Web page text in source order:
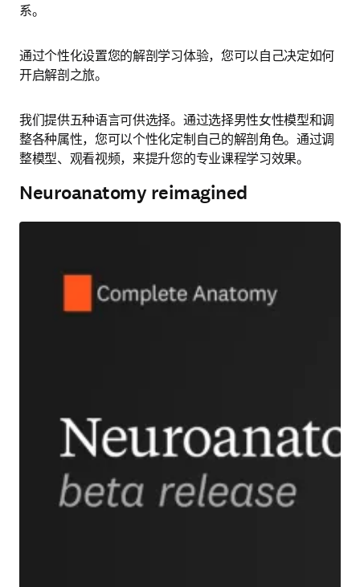
系。
通过个性化设置您的解剖学习体验，您可以自己决定如何
开启解剖之旅。
我们提供五种语言可供选择。通过选择男性女性模型和调
整各种属性，您可以个性化定制自己的解剖角色。通过调
整模型、观看视频，来提升您的专业课程学习效果。
Neuroanatomy reimagined